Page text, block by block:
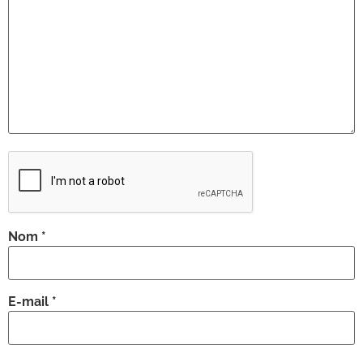
Nom *
E-mail *